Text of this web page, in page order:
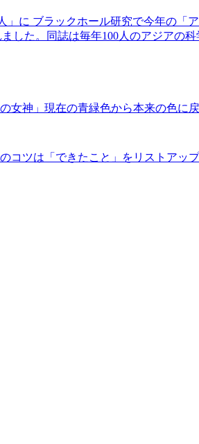
」に ブラックホール研究で今年の「
した。同誌は毎年100人のアジアの
女神」現在の青緑色から本来の色に
コツは「できたこと」をリストアッ